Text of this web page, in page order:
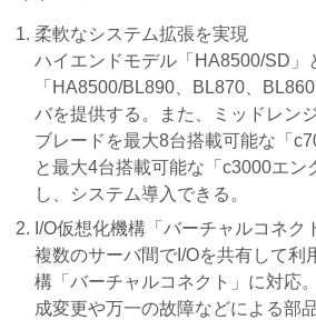
柔軟なシステム拡張を実現
ハイエンドモデル「HA8500/SD」
「HA8500/BL890、BL870、
バを提供する。また、ミッドレン
ブレードを最大8台搭載可能な「
と最大4台搭載可能な「c3000エン
し、システム導入できる。
I/O仮想化機構「バーチャルコネク
複数のサーバ間でI/Oを共有して利
構「バーチャルコネクト」に対応
成変更や万一の故障などによる部